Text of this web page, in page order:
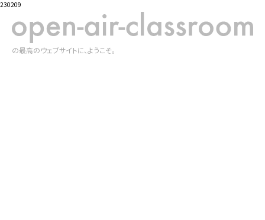
の最高のウェブサイトに、ようこそ。
230209